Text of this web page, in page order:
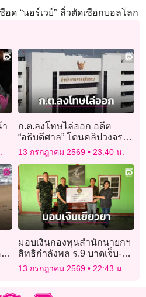
อด “นอร์เวย์” ลิ่วตัดเชือกบอลโลก
ก.ต.ลงโทษไล่ออก อดีต
“อธิบดีศาล” โดนคลิปวงจรปิด
เข้าออกบ้านคู่ความตระกูล
13 กรกฎาคม 2569 23:40 น.
จ
มอบเงินกองทุนสำนักนายกฯ
สิทธิกำลังพล ร.9 บาดเจ็บ-
เสียชีวิต เหตุซุ่มยิงชายแดน
ไทย-กัมพูชา
13 กรกฎาคม 2569 22:43 น.